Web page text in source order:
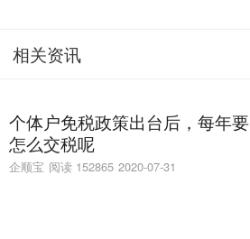
相关资讯
个体户免税政策出台后，每年要
怎么交税呢
企顺宝 阅读 152865 2020-07-31